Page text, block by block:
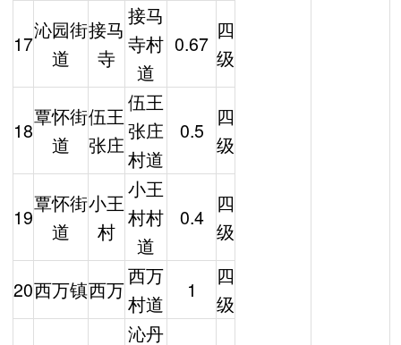
17
沁园街
道
接马
寺
接马
寺村
道
0.67
四
级
18
覃怀街
道
伍王
张庄
伍王
张庄
村道
0.5
四
级
19
覃怀街
道
小王
村
小王
村村
道
0.4
四
级
20西万镇西万
西万
村道
1
四
级
沁丹